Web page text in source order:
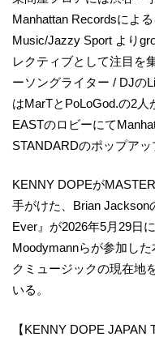
Manhattan Recordsによ
Music/Jazzy Sport より
レクティブとして注目を
ーソングライター / DJの
はMarTとPoLoGod.の2
EASTのロビーにて
STANDARDのポップアッ
KENNY DOPEが
手がけた、Brian Jackson
Ever』が2026年5月29日
Moodymannらが参加し
クミュージックの現在地
いる。
【KENNY DOPE JAPAN